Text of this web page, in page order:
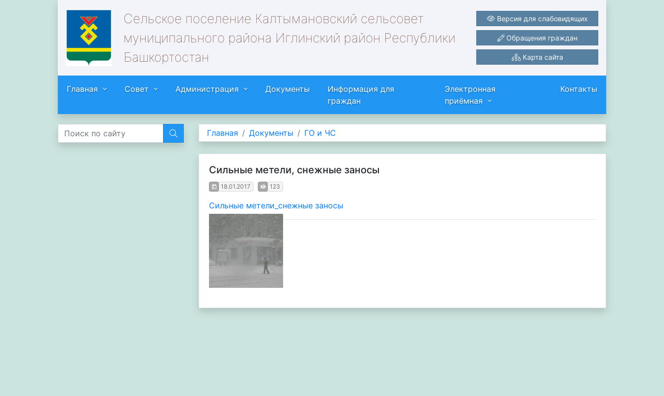
Сельское поселение Калтымановский сельсовет
муниципального района Иглинский район Республики
Башкортостан
Версия для слабовидящих
Обращения граждан
Карта сайта
Главная Совет Администрация Документы
Информация для
граждан
Электронная
приёмная
Контакты
Главная Документы ГО и ЧС
Сильные метели, снежные заносы
18.01.2017 123
Сильные метели_снежные заносы